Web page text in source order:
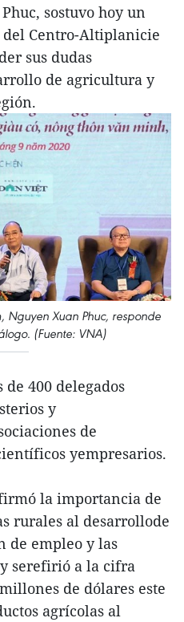
sostuvo hoy un
Centro-Altiplanicie
sus dudas
de agricultura y
Nguyen Xuan Phuc, responde
(Fuente: VNA)
400 delegados
y
de
yempresarios.
la importancia de
rurales al desarrollode
de empleo y las
serefirió a la cifra
de dólares este
agrícolas al